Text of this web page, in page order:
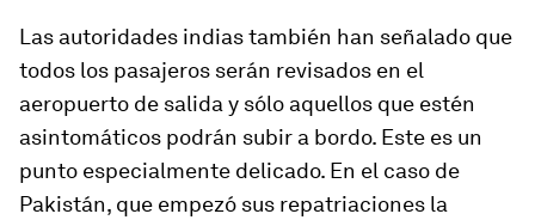
Las autoridades indias también han señalado que
todos los pasajeros serán revisados en el
aeropuerto de salida y sólo aquellos que estén
asintomáticos podrán subir a bordo. Este es un
punto especialmente delicado. En el caso de
Pakistán, que empezó sus repatriaciones la